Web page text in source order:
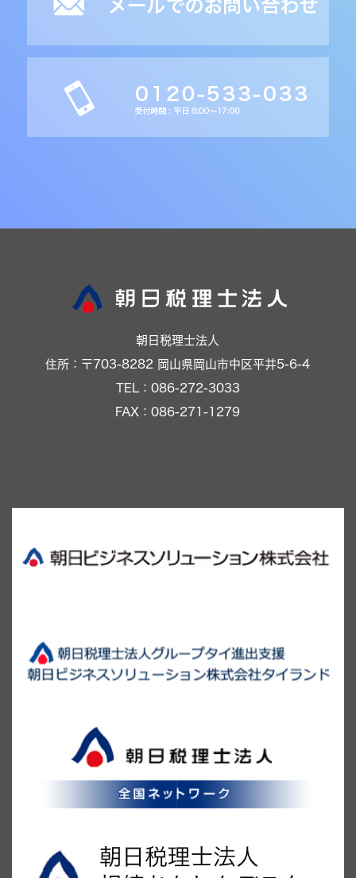
朝日税理士法人
住所：〒703-8282 岡山県岡山市中区平井5-6-4
TEL：086-272-3033
FAX：086-271-1279